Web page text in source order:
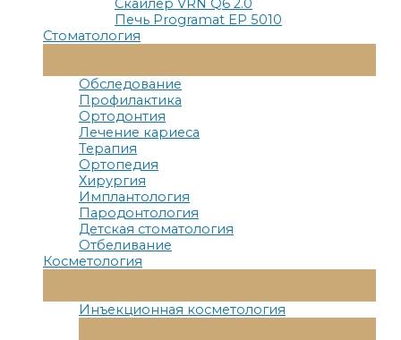
Печь Programat EP 5010
Стоматология
Меню
Обследование
Профилактика
Ортодонтия
Лечение кариеса
Терапия
Ортопедия
Хирургия
Имплантология
Пародонтология
Детская стоматология
Отбеливание
Косметология
Меню
Инъекционная косметология